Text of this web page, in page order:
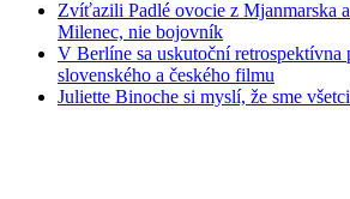
Zvíťazili Padlé ovocie z Mjanmarska
Milenec, nie bojovník
V Berlíne sa uskutoční retrospektívna
slovenského a českého filmu
Juliette Binoche si myslí, že sme